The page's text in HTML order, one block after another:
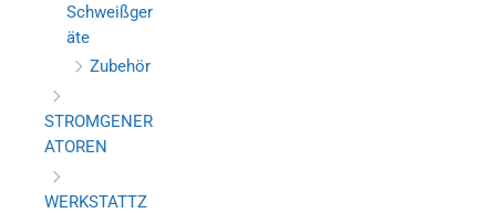
Schweißger
äte
Zubehör
STROMGENER
ATOREN
WERKSTATTZ